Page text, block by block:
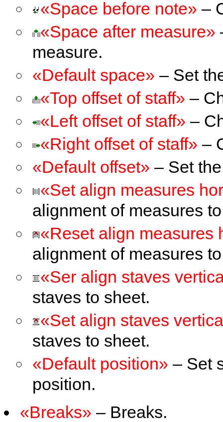
«Space before note» –
«Space after measure»
measure.
«Default space» – Set
«Top offset of staff» –
«Left offset of staff» –
«Right offset of staff» –
«Default offset» – Set
«Set align measures
alignment of measures
«Reset align measures
alignment of measures
«Ser align staves
staves to sheet.
«Set align staves
staves to sheet.
«Default position» – Set
position.
«Breaks» – Breaks.